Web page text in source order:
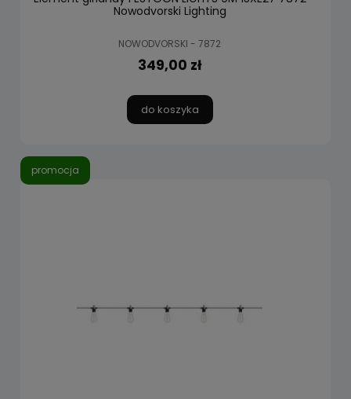
Nowodvorski Lighting
NOWODVORSKI - 7872
349,00 zł
do koszyka
promocja